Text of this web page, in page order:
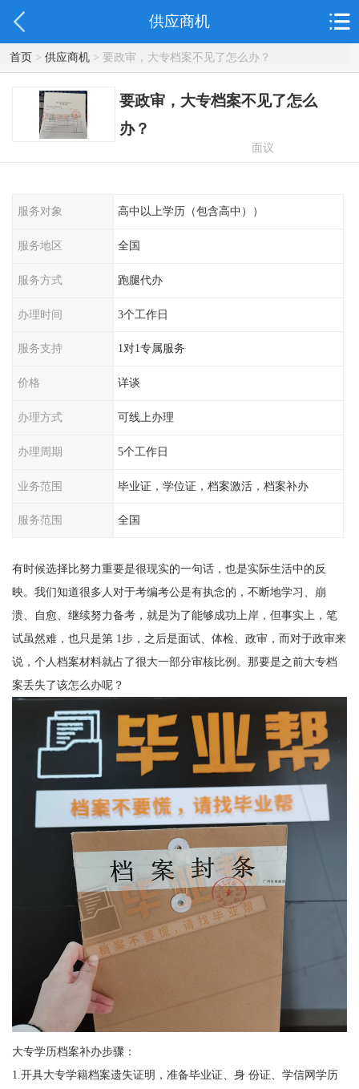
供应商机
首页> 供应商机> 要政审，大专档案不见了怎么办？
要政审，大专档案不见了怎么
办？
面议
服务对象 高中以上学历（包含高中））
服务地区 全国
服务方式 跑腿代办
办理时间 3个工作日
服务支持 1对1专属服务
价格 详谈
办理方式 可线上办理
办理周期 5个工作日
业务范围 毕业证，学位证，档案激活，档案补办
服务范围 全国
有时候选择比努力重要是很现实的一句话，也是实际生活中的反
映。我们知道很多人对于考编考公是有执念的，不断地学习、崩
溃、自愈、继续努力备考，就是为了能够成功上岸，但事实上，笔
试虽然难，也只是第 1步，之后是面试、体检、政审，而对于政审来
说，个人档案材料就占了很大一部分审核比例。那要是之前大专档
案丢失了该怎么办呢？
大专学历档案补办步骤：
1.开具大专学籍档案遗失证明，准备毕业证、身 份证、学信网学历